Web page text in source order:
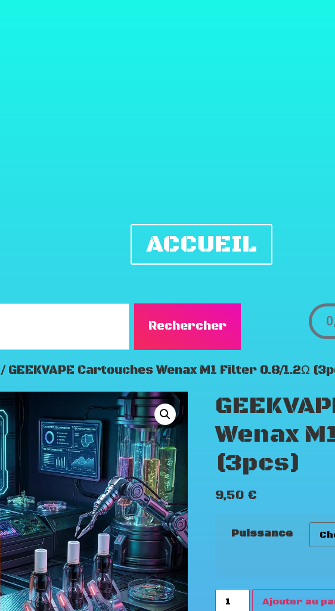
ACCUEIL
Rechercher
/ GEEKVAPE Cartouches Wenax M1 Filter 0.8/1.2Ω
Wenax
(3pcs)
9,50 €
Puissance
Ajouter au